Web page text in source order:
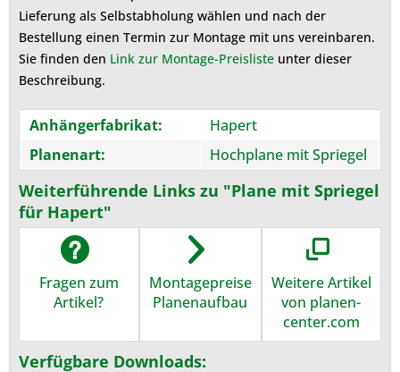
Lieferung als Selbstabholung wählen und nach der
Bestellung einen Termin zur Montage mit uns vereinbaren.
Sie finden den Link zur Montage-Preisliste unter dieser
Beschreibung.
Anhängerfabrikat:
Hapert
Planenart:
Hochplane mit Spriegel
Weiterführende Links zu "Plane mit Spriegel
für Hapert"
Fragen zum
Artikel?
Montagepreise
Planenaufbau
Weitere Artikel
von planen-
center.com
Verfügbare Downloads: